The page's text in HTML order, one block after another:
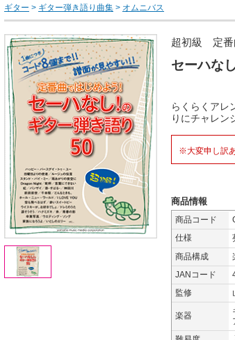
ギター > ギター弾き語り曲集 > オムニバス
超初級 定番
セーハな
らくらくアレ
りにチャレン
※大変申し訳
商品情報
商品コード
仕様
商品構成
JANコード
監修
楽器